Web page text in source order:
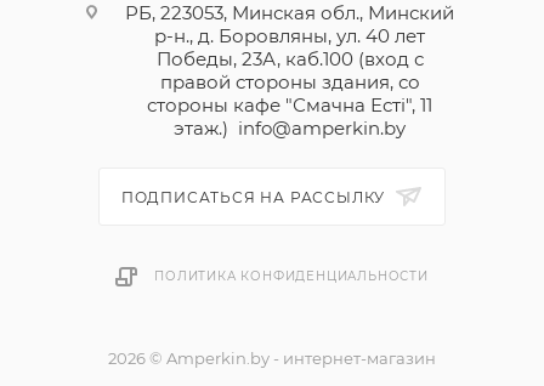
РБ, 223053, Минская обл., Минский
р-н., д. Боровляны, ул. 40 лет
Победы, 23А, каб.100 (вход с
правой стороны здания, со
стороны кафе "Смачна Естi", 11
этаж.) info@amperkin.by
ПОДПИСАТЬСЯ НА РАССЫЛКУ
ПОЛИТИКА КОНФИДЕНЦИАЛЬНОСТИ
2026 © Amperkin.by - интернет-магазин